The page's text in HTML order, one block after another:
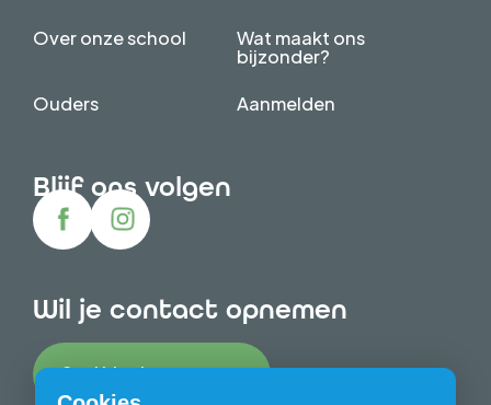
Over onze school
Wat maakt ons
bijzonder?
Ouders Aanmelden
Blijf ons volgen
Wil je contact opnemen
Stel hier jouw vraag